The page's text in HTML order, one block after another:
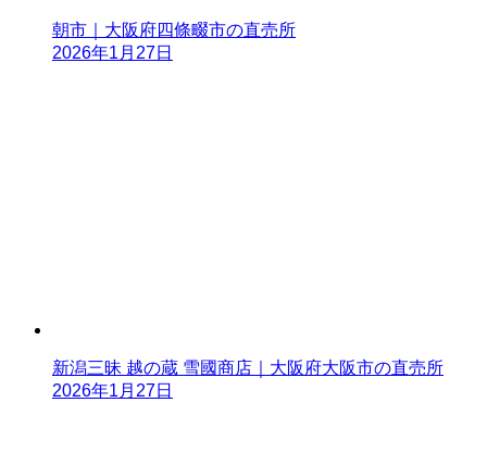
朝市｜大阪府四條畷市の直売所
2026年1月27日
新潟三昧 越の蔵 雪國商店｜大阪府大阪市の直売所
2026年1月27日